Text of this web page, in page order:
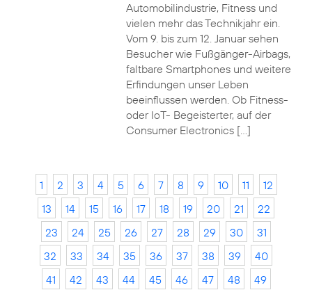
Automobilindustrie, Fitness und
vielen mehr das Technikjahr ein.
Vom 9. bis zum 12. Januar sehen
Besucher wie Fußgänger-Airbags,
faltbare Smartphones und weitere
Erfindungen unser Leben
beeinflussen werden. Ob Fitness-
oder IoT- Begeisterter, auf der
Consumer Electronics […]
1 2 3 4 5 6 7 8 9 10 11
12
13
14 15 16 17 18 19 20 21
22
23
24 25 26 27 28 29 30
31
32
33 34 35 36 37 38 39
40
41
42 43 44 45 46 47 48
49